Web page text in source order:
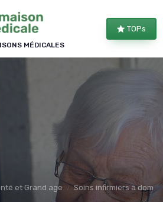
MÉDICALES
TOPs
et Grand age Soins infirmiers à